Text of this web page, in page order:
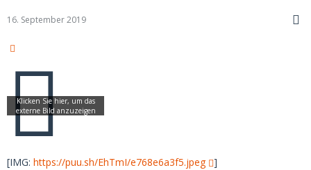
16. September 2019
[IMG: https://puu.sh/EhTmI/e768e6a3f5.jpeg
]